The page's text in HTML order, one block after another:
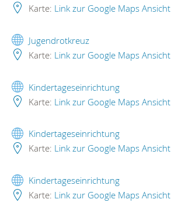
Karte: Link zur Google Maps Ansicht
Jugendrotkreuz
Karte: Link zur Google Maps Ansicht
Kindertageseinrichtung
Karte: Link zur Google Maps Ansicht
Kindertageseinrichtung
Karte: Link zur Google Maps Ansicht
Kindertageseinrichtung
Karte: Link zur Google Maps Ansicht